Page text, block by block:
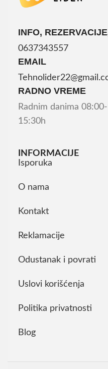
INFO,
0637343557
EMAIL
RADNO VREME
Radnim danima
15:30h
INFORMACIJE
Isporuka
O nama
Kontakt
Reklamacije
Odustanak i povrati
Uslovi korišćenja
Politika privatnosti
Blog